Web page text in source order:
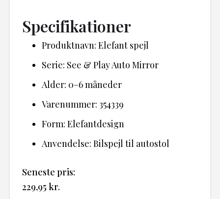
Specifikationer
Produktnavn: Elefant spejl
Serie: See & Play Auto Mirror
Alder: 0–6 måneder
Varenummer: 354339
Form: Elefantdesign
Anvendelse: Bilspejl til autostol
Seneste pris:
229,95 kr.